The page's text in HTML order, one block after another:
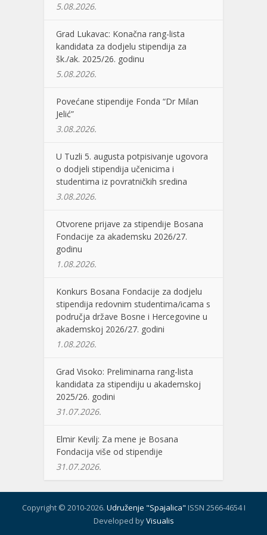
5.08.2026.
Grad Lukavac: Konačna rang-lista
kandidata za dodjelu stipendija za
šk./ak. 2025/26. godinu
5.08.2026.
Povećane stipendije Fonda “Dr Milan
Jelić”
3.08.2026.
U Tuzli 5. augusta potpisivanje ugovora
o dodjeli stipendija učenicima i
studentima iz povratničkih sredina
3.08.2026.
Otvorene prijave za stipendije Bosana
Fondacije za akademsku 2026/27.
godinu
1.08.2026.
Konkurs Bosana Fondacije za dodjelu
stipendija redovnim studentima/icama s
područja države Bosne i Hercegovine u
akademskoj 2026/27. godini
1.08.2026.
Grad Visoko: Preliminarna rang-lista
kandidata za stipendiju u akademskoj
2025/26. godini
31.07.2026.
Elmir Kevilj: Za mene je Bosana
Fondacija više od stipendije
31.07.2026.
Copyright © 2010-2026. Udruženje "Spajalica" ISSN 2566-4654 I
Developed byVisualis